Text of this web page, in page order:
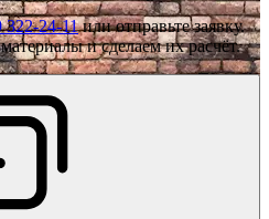
322-24-11или отправьте заявку.
и сделаем их расчёт.